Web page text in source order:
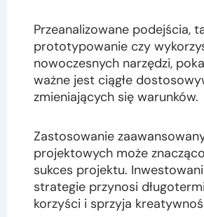
Przeanalizowane podejścia,
prototypowanie czy
nowoczesnych narzędzi,
ważne jest ciągłe
zmieniających się warunków.
Zastosowanie
projektowych może
sukces projektu.
strategie przynosi
korzyści i sprzyja